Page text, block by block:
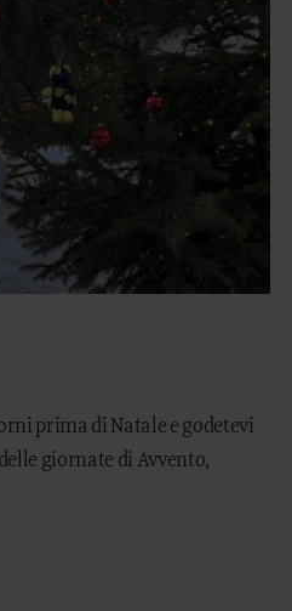
prima di Natale e godetevi
giornate di Avvento,